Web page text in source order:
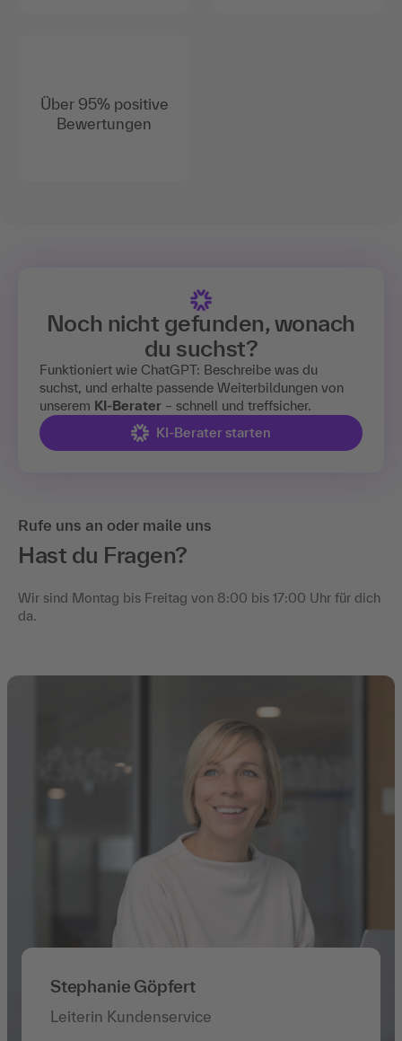
Über 95% positive
Bewertungen
Noch nicht gefunden, wonach
du suchst?
Funktioniert wie ChatGPT: Beschreibe was du
suchst, und erhalte passende Weiterbildungen von
unserem KI-Berater – schnell und treffsicher.
KI-Berater starten
Rufe uns an oder maile uns
Hast du Fragen?
Wir sind Montag bis Freitag von 8:00 bis 17:00 Uhr für dich
da.
Stephanie Göpfert
Leiterin Kundenservice